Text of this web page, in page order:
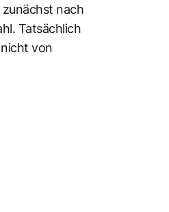
nach
Tatsächlich
von